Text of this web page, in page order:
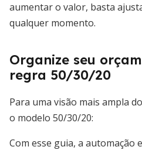
aumentar o valor, basta
qualquer momento.
Organize seu
regra 50/30/20
Para uma visão mais ampla
o modelo 50/30/20:
Com esse guia, a automação